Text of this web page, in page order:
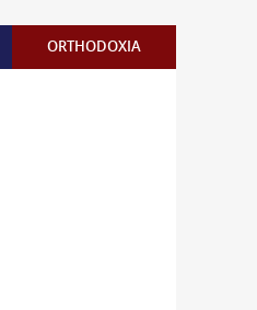
ORTHODOXIA